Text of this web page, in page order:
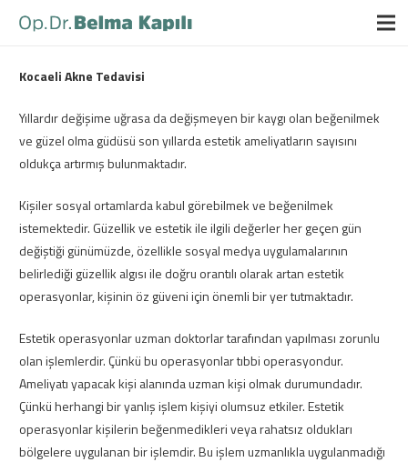
Kocaeli Akne Tedavisi
Yıllardır değişime uğrasa da değişmeyen bir kaygı olan beğenilmek
ve güzel olma güdüsü son yıllarda estetik ameliyatların sayısını
oldukça artırmış bulunmaktadır.
Kişiler sosyal ortamlarda kabul görebilmek ve beğenilmek
istemektedir. Güzellik ve estetik ile ilgili değerler her geçen gün
değiştiği günümüzde, özellikle sosyal medya uygulamalarının
belirlediği güzellik algısı ile doğru orantılı olarak artan estetik
operasyonlar, kişinin öz güveni için önemli bir yer tutmaktadır.
Estetik operasyonlar uzman doktorlar tarafından yapılması zorunlu
olan işlemlerdir. Çünkü bu operasyonlar tıbbi operasyondur.
Ameliyatı yapacak kişi alanında uzman kişi olmak durumundadır.
Çünkü herhangi bir yanlış işlem kişiyi olumsuz etkiler. Estetik
operasyonlar kişilerin beğenmedikleri veya rahatsız oldukları
bölgelere uygulanan bir işlemdir. Bu işlem uzmanlıkla uygulanmadığı